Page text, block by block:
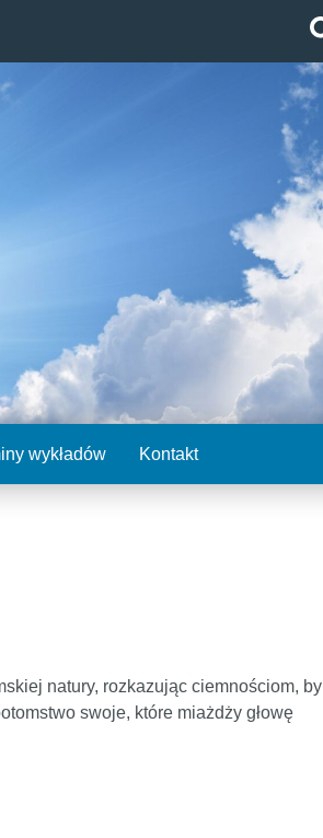
wykładów Kontakt
natury, rozkazując ciemnościom, by
swoje, które miażdży głowę